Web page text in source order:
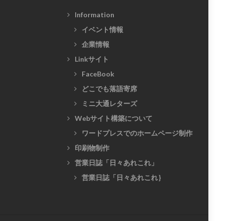
Information
イベント情報
企業情報
Linkサイト
FaceBook
どこでも落語寄席
ミニ大通レターズ
Webサイト構築について
ワードプレスでのホームページ制作
印刷物制作
営業日誌「日々あれこれ」
営業日誌「日々あれこれ｝